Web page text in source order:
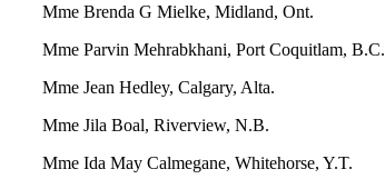
Mme Brenda G Mielke, Midland, Ont.
Mme Parvin Mehrabkhani, Port Coquitlam, B.C.
Mme Jean Hedley, Calgary, Alta.
Mme Jila Boal, Riverview, N.B.
Mme Ida May Calmegane, Whitehorse, Y.T.